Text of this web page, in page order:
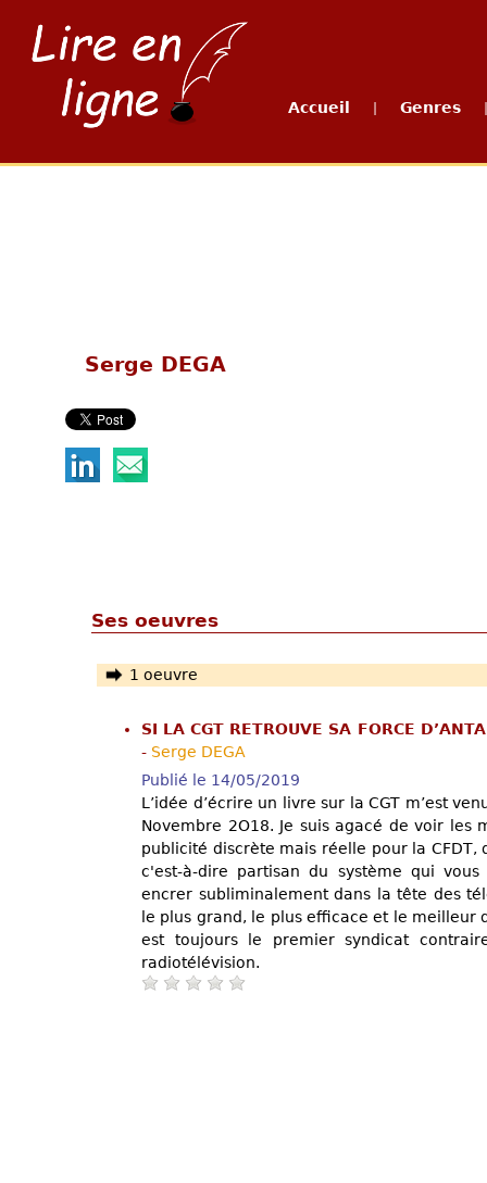
Accueil Genres
Serge DEGA
Ses oeuvres
1 oeuvre
SI LA CGT RETROUVE SA FORCE
- Serge DEGA
Publié le 14/05/2019
L’idée d’écrire un livre sur la CGT m’est
Novembre 2O18. Je suis agacé de voir les
publicité discrète mais réelle pour la
c'est-à-dire partisan du système qui vous
encrer subliminalement dans la tête des
le plus grand, le plus efficace et le meilleur
est toujours le premier syndicat
radiotélévision.